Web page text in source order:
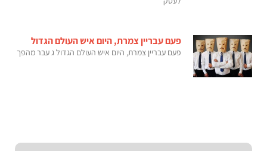
פעם עבריין צמרת, היום איש העולם הגדול
פעם עבריין צמרת, היום איש העולם הגדול ג עבר מהפך